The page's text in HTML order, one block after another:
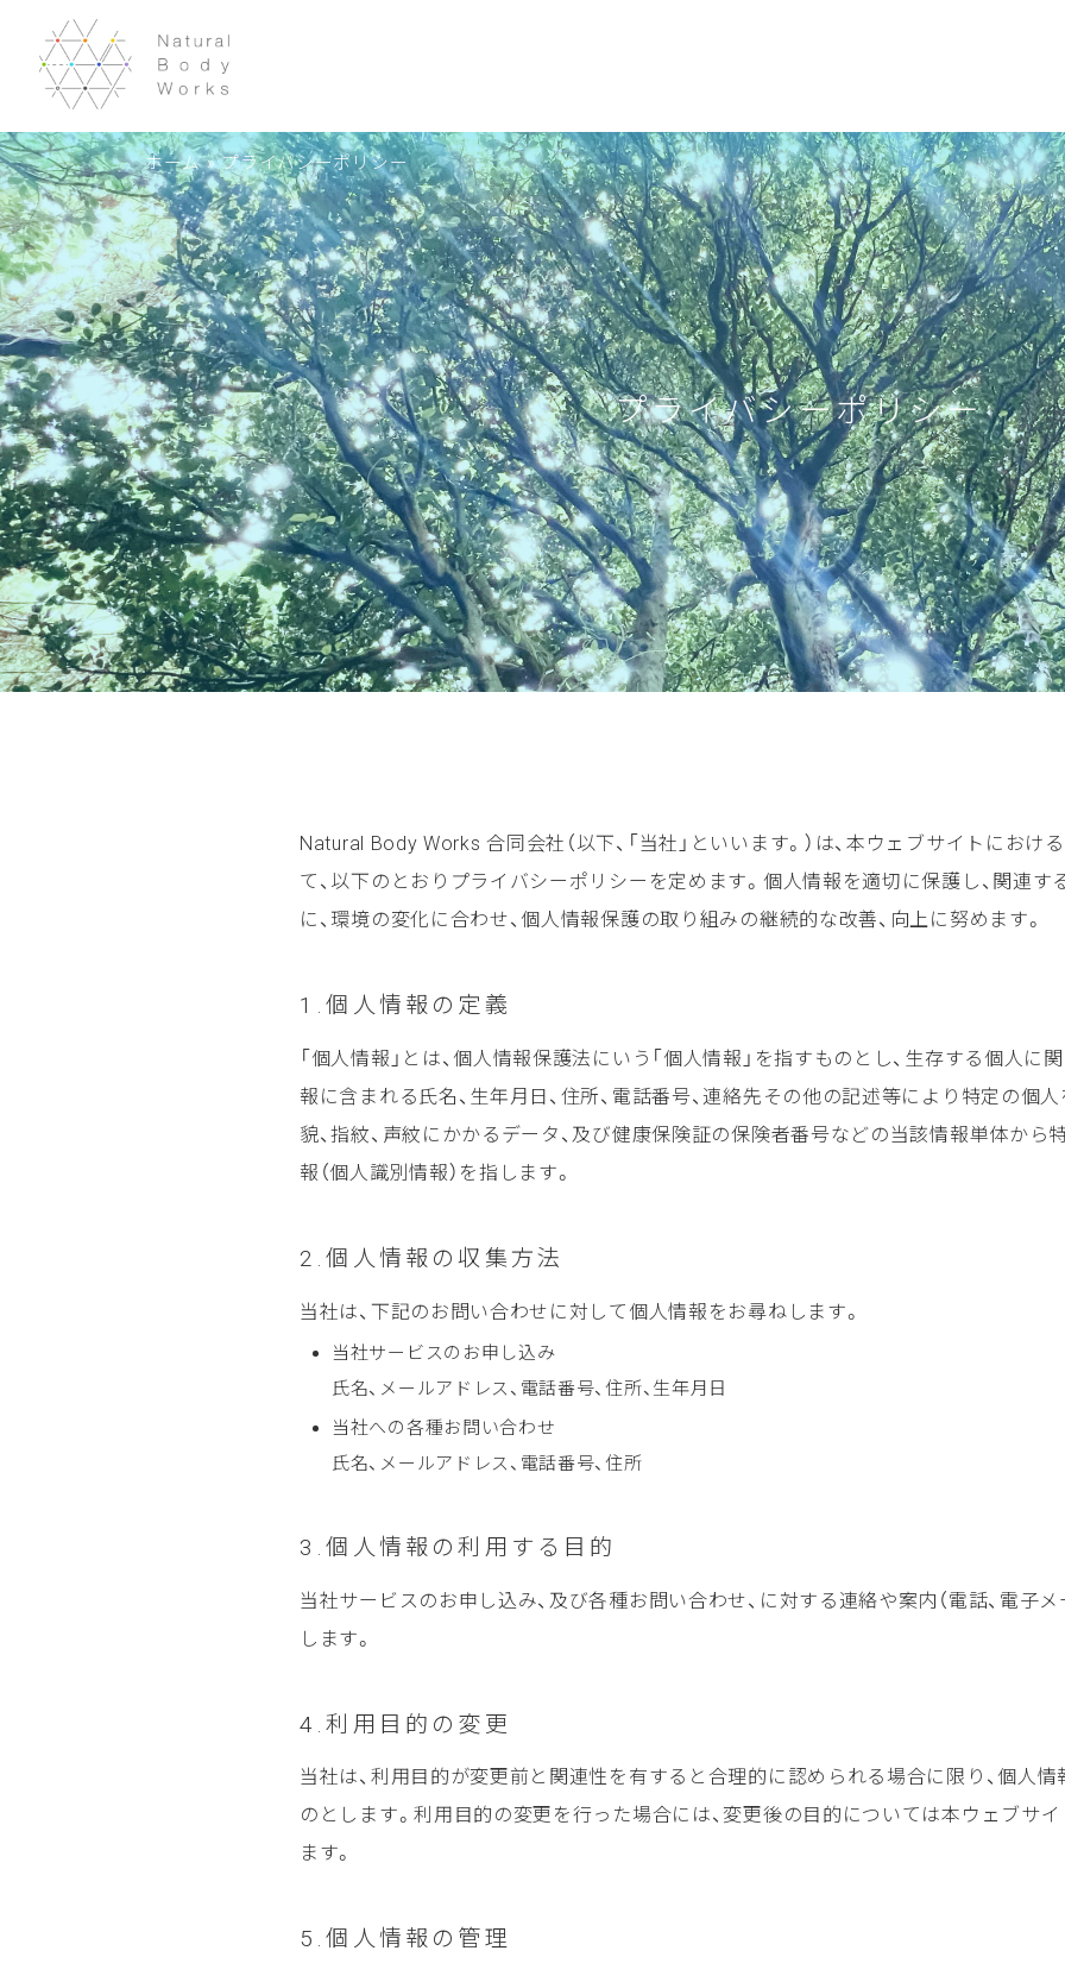
ホーム»プライバシーポリシー
プライバシーポリシー
Natural Body Works 合同会社（以下、「当社」といいます。）は、本ウェブサイトにお
て、以下のとおりプライバシーポリシーを定めます。個人情報を適切に保護し、関連す
に、環境の変化に合わせ、個人情報保護の取り組みの継続的な改善、向上に努めます。
1.個人情報の定義
「個人情報」とは、個人情報保護法にいう「個人情報」を指すものとし、生存する個人に
報に含まれる氏名、生年月日、住所、電話番号、連絡先その他の記述等により特定の個
貌、指紋、声紋にかかるデータ、及び健康保険証の保険者番号などの当該情報単体から
報（個人識別情報）を指します。
2.個人情報の収集方法
当社は、下記のお問い合わせに対して個人情報をお尋ねします。
当社サービスのお申し込み
氏名、メールアドレス、電話番号、住所、生年月日
当社への各種お問い合わせ
氏名、メールアドレス、電話番号、住所
3.個人情報の利用する目的
当社サービスのお申し込み、及び各種お問い合わせ、に対する連絡や案内（電話、電子
します。
4.利用目的の変更
当社は、利用目的が変更前と関連性を有すると合理的に認められる場合に限り、個人
のとします。利用目的の変更を行った場合には、変更後の目的については本ウェブサ
ます。
5.個人情報の管理